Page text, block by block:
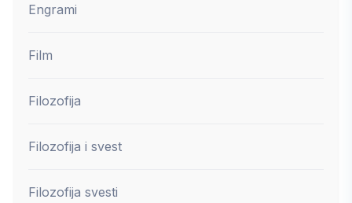
Engrami
Film
Filozofija
Filozofija i svest
Filozofija svesti